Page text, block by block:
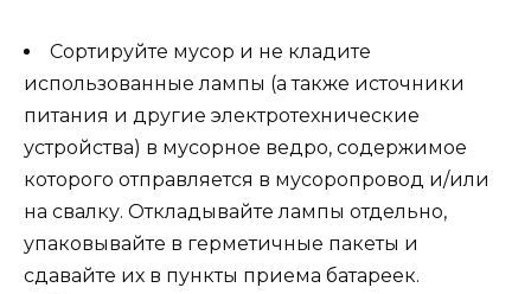
Сортируйте мусор и не кладите
использованные лампы (а также источники
питания и другие электротехнические
устройства) в мусорное ведро, содержимое
которого отправляется в мусоропровод и/или
на свалку. Откладывайте лампы отдельно,
упаковывайте в герметичные пакеты и
сдавайте их в пункты приема батареек.